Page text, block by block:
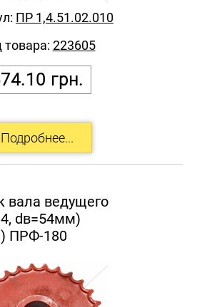
грн.
ПР 1,4.51.02.010
товара: 223605
вала ведущего
dв=54мм)
ПРФ-180